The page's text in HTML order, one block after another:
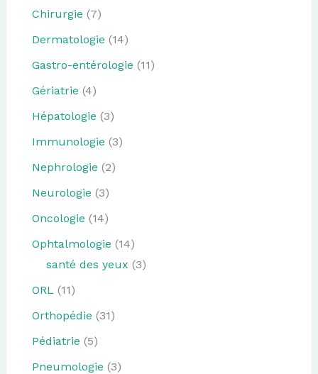
Chirurgie (7)
Dermatologie (14)
Gastro-entérologie (11)
Gériatrie (4)
Hépatologie (3)
Immunologie (3)
Nephrologie (2)
Neurologie (3)
Oncologie (14)
Ophtalmologie (14)
santé des yeux (3)
ORL (11)
Orthopédie (31)
Pédiatrie (5)
Pneumologie (3)